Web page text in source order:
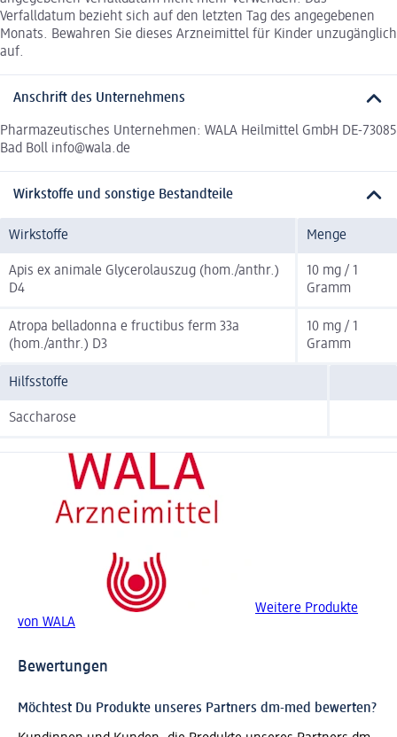
Verfalldatum bezieht sich auf den letzten Tag des angegebenen
Monats. Bewahren Sie dieses Arzneimittel für Kinder unzugänglich
auf.
Anschrift des Unternehmens
Pharmazeutisches Unternehmen: WALA Heilmittel GmbH DE-73085
Bad Boll info@wala.de
Wirkstoffe und sonstige Bestandteile
Wirkstoffe Menge
Apis ex animale Glycerolauszug (hom./anthr.)
D4
10 mg / 1
Gramm
Atropa belladonna e fructibus ferm 33a
(hom./anthr.) D3
10 mg / 1
Gramm
Hilfsstoffe
Saccharose
Weitere Produkte
von WALA
Bewertungen
Möchtest Du Produkte unseres Partners dm-med bewerten?